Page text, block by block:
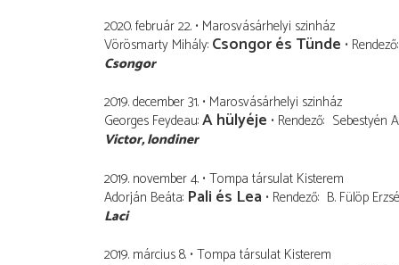
2020. február 22. Marosvásárhelyi szinház
Vörösmarty Mihály Csongor és Tünde Rendező
Csongor
2019. december 31. Marosvásárhelyi szinház
Georges Feydeau A hülyéje Rendező Sebestyén
Victor londiner
2019. november 4. Tompa társulat Kisterem
Adorján Beáta Pali és Lea Rendező B. Fülöp
Laci
2019. március 8. Tompa társulat Kisterem